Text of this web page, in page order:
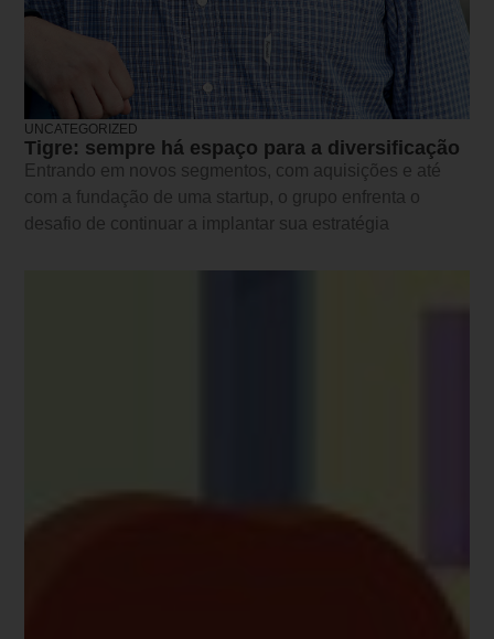
UNCATEGORIZED
Tigre: sempre há espaço para a diversificação
Entrando em novos segmentos, com aquisições e até
com a fundação de uma startup, o grupo enfrenta o
desafio de continuar a implantar sua estratégia